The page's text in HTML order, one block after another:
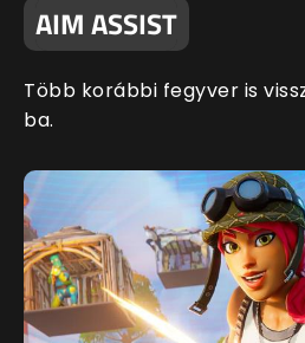
AIM ASSIST
Több korábbi fegyver is
ba.